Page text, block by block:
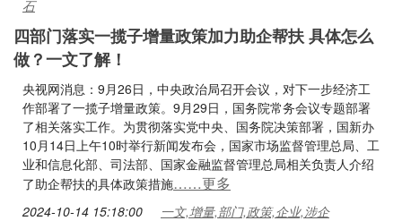
石
四部门落实一揽子增量政策加力助企帮扶 具体怎么
做？一文了解！
央视网消息：9月26日，中央政治局召开会议，对下一步经济工
作部署了一揽子增量政策。9月29日，国务院常务会议专题部署
了相关落实工作。为贯彻落实党中央、国务院决策部署，国新办
10月14日上午10时举行新闻发布会，国家市场监督管理总局、工
业和信息化部、司法部、国家金融监督管理总局相关负责人介绍
了助企帮扶的具体政策措施……更多
2024-10-14 15:18:00 一文,增量,部门,政策,企业,涉企